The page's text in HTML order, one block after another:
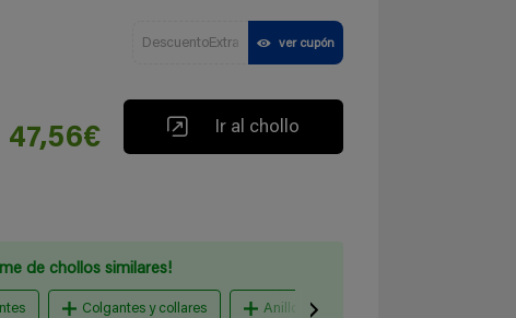
DescuentoExtra ver cupón
47,56€ Ir al chollo
de chollos similares!
Colgantes y collares Anillos y alianzas